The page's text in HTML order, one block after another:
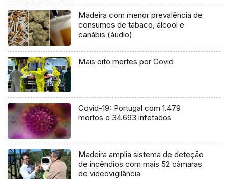
Madeira com menor prevalência de
consumos de tabaco, álcool e
canábis (áudio)
Mais oito mortes por Covid
Covid-19: Portugal com 1.479
mortos e 34.693 infetados
Madeira amplia sistema de deteção
de incêndios com mais 52 câmaras
de videovigilância